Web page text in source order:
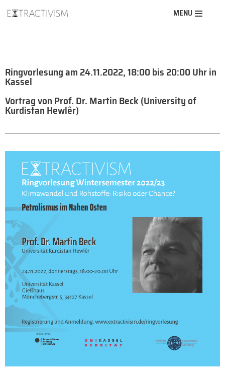
MENU
Ringvorlesung am 24.11.2022, 18:00 bis 20:00 Uhr in
Kassel
Vortrag von Prof. Dr. Martin Beck (University of
Kurdistan Hewlêr)